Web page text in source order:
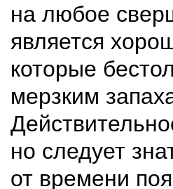
на любое
является
которые
мерзким
но следует
от времени